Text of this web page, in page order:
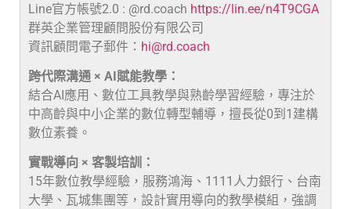
Line官方帳號2.0 : @rd.coach https://lin.ee/n4T9CGA
群英企業管理顧問股份有限公司
資訊顧問電子郵件： hi@rd.coach
跨代際溝通 × AI賦能教學：
結合AI應用、數位工具教學與熟齡學習經驗，專注於
中高齡與中小企業的數位轉型輔導，擅長從0到1建構
數位素養。
實戰導向 × 客製培訓：
15年數位教學經驗，服務鴻海、1111人力銀行、台南
大學、瓦城集團等，設計實用導向的教學模組，強調